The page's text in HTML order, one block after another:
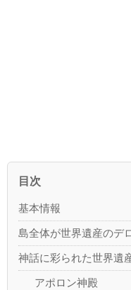
目次
基本情報
島全体が世界遺産のデ
神話に彩られた世界遺
アポロン神殿